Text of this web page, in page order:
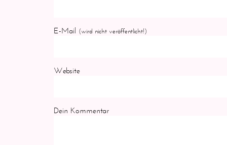
E-Mail (wird nicht veröffentlicht!)
Website
Dein Kommentar